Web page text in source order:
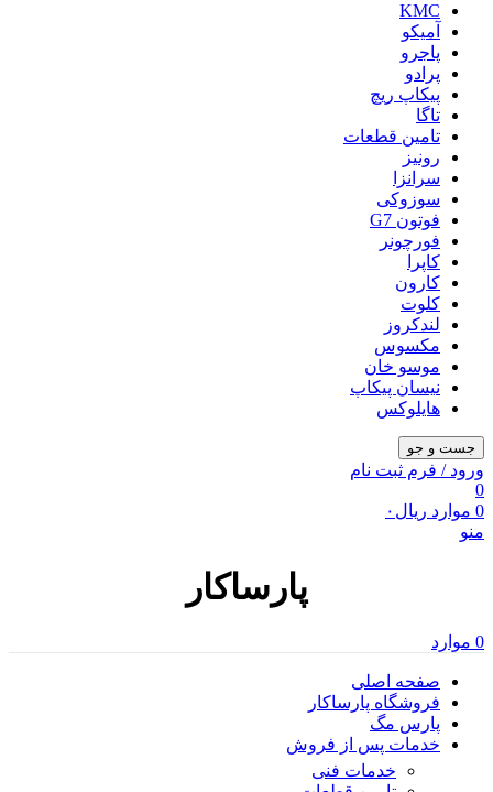
KMC
آمیکو
پاجرو
پرادو
پیکاپ ریچ
تاگا
تامین قطعات
رونیز
سرانزا
سوزوکی
فوتون G7
فورچونر
کاپرا
کارون
کلوت
لندکروز
مکسوس
موسو خان
نیسان پیکاپ
هایلوکس
جست و جو
ورود / فرم ثبت نام
0
0 موارد ریال ۰
منو
پارساکار
0 موارد
صفحه اصلی
فروشگاه پارساکار
پارس مگ
خدمات پس از فروش
خدمات فنی